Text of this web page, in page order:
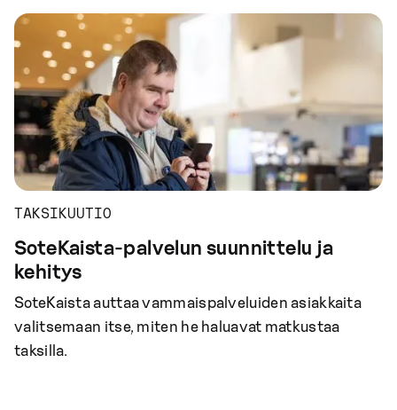
TAKSIKUUTIO
SoteKaista-palvelun suunnittelu ja
kehitys
SoteKaista auttaa vammaispalveluiden asiakkaita
valitsemaan itse, miten he haluavat matkustaa
taksilla.